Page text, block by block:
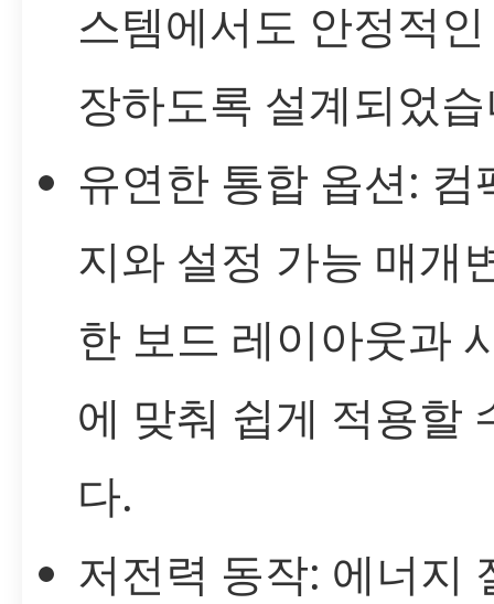
스템에서도 안정적
장하도록 설계되었
유연한 통합 옵션: 컴
지와 설정 가능 매개
한 보드 레이아웃과
에 맞춰 쉽게 적용할
다.
저전력 동작: 에너지